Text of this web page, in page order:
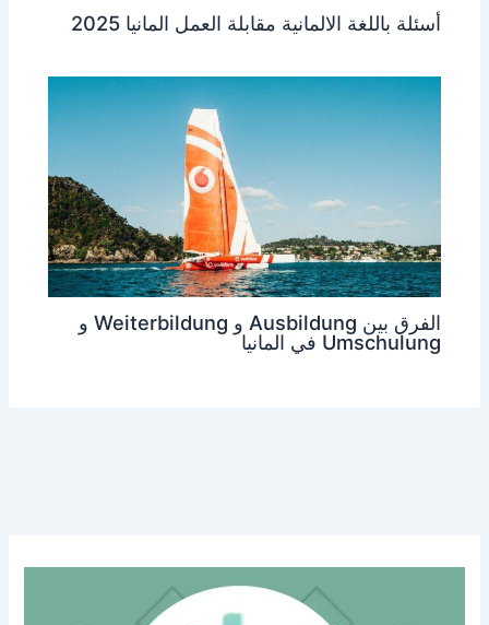
أسئلة باللغة الالمانية مقابلة العمل المانيا 2025
الفرق بين Ausbildung و Weiterbildung و
Umschulung في المانيا